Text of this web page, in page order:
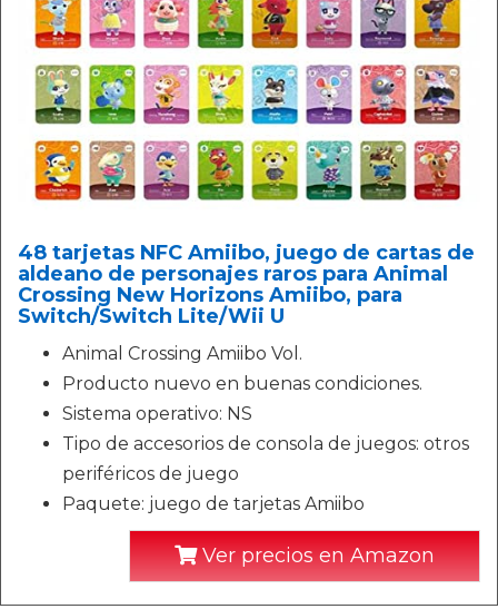
48 tarjetas NFC Amiibo, juego de cartas de
aldeano de personajes raros para Animal
Crossing New Horizons Amiibo, para
Switch/Switch Lite/Wii U
Animal Crossing Amiibo Vol.
Producto nuevo en buenas condiciones.
Sistema operativo: NS
Tipo de accesorios de consola de juegos: otros
periféricos de juego
Paquete: juego de tarjetas Amiibo
Ver precios en Amazon